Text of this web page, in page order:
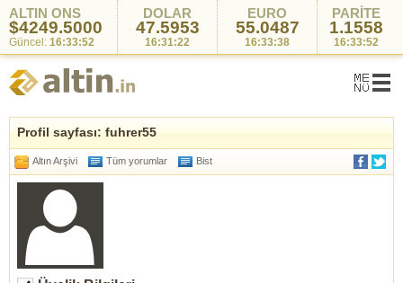
ALTIN ONS
$4249.5000
Güncel: 16:33:52
DOLAR
47.5953
16:31:22
EURO
55.0487
16:33:38
PARİTE
1.1558
16:33:52
Profil sayfası: fuhrer55
Altın Arşivi Tüm yorumlar Bist